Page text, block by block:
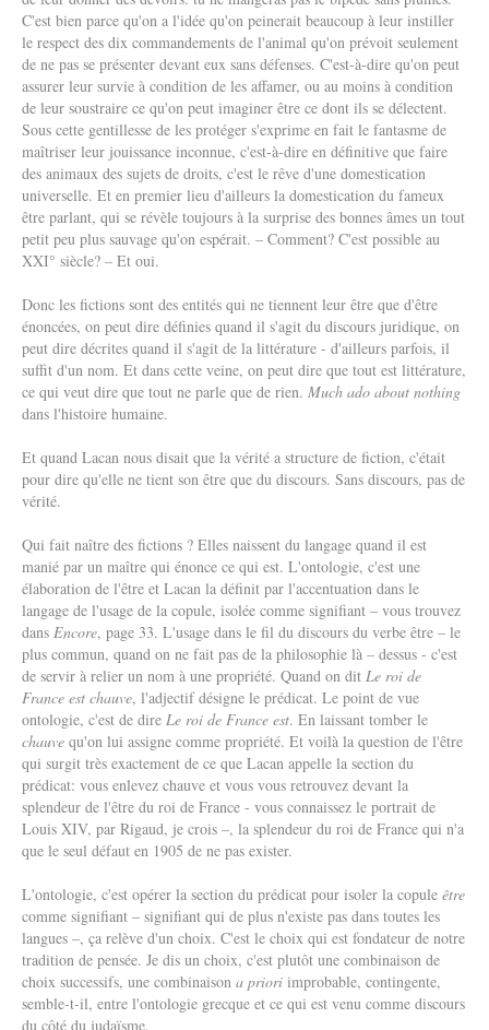
C'est bien parce qu'on a l'idée qu'on peinerait beaucoup à leur instiller
le respect des dix commandements de l'animal qu'on prévoit seulement
de ne pas se présenter devant eux sans défenses. C'est-à-dire qu'on peut
assurer leur survie à condition de les affamer, ou au moins à condition
de leur soustraire ce qu'on peut imaginer être ce dont ils se délectent.
Sous cette gentillesse de les protéger s'exprime en fait le fantasme de
maîtriser leur jouissance inconnue, c'est-à-dire en définitive que faire
des animaux des sujets de droits, c'est le rêve d'une domestication
universelle. Et en premier lieu d'ailleurs la domestication du fameux
être parlant, qui se révèle toujours à la surprise des bonnes âmes un tout
petit peu plus sauvage qu'on espérait. – Comment? C'est possible au
XXI° siècle? – Et oui.
Donc les fictions sont des entités qui ne tiennent leur être que d'être
énoncées, on peut dire définies quand il s'agit du discours juridique, on
peut dire décrites quand il s'agit de la littérature - d'ailleurs parfois, il
suffit d'un nom. Et dans cette veine, on peut dire que tout est littérature,
ce qui veut dire que tout ne parle que de rien. Much ado about nothing
dans l'histoire humaine.
Et quand Lacan nous disait que la vérité a structure de fiction, c'était
pour dire qu'elle ne tient son être que du discours. Sans discours, pas de
vérité.
Qui fait naître des fictions ? Elles naissent du langage quand il est
manié par un maître qui énonce ce qui est. L'ontologie, c'est une
élaboration de l'être et Lacan la définit par l'accentuation dans le
langage de l'usage de la copule, isolée comme signifiant – vous trouvez
dans Encore, page 33. L'usage dans le fil du discours du verbe être – le
plus commun, quand on ne fait pas de la philosophie là – dessus - c'est
de servir à relier un nom à une propriété. Quand on dit Le roi de
France est chauve, l'adjectif désigne le prédicat. Le point de vue
ontologie, c'est de dire Le roi de France est. En laissant tomber le
chauve qu'on lui assigne comme propriété. Et voilà la question de l'être
qui surgit très exactement de ce que Lacan appelle la section du
prédicat: vous enlevez chauve et vous vous retrouvez devant la
splendeur de l'être du roi de France - vous connaissez le portrait de
Louis XIV, par Rigaud, je crois –, la splendeur du roi de France qui n'a
que le seul défaut en 1905 de ne pas exister.
L'ontologie, c'est opérer la section du prédicat pour isoler la copule être
comme signifiant – signifiant qui de plus n'existe pas dans toutes les
langues –, ça relève d'un choix. C'est le choix qui est fondateur de notre
tradition de pensée. Je dis un choix, c'est plutôt une combinaison de
choix successifs, une combinaison a priori improbable, contingente,
semble-t-il, entre l'ontologie grecque et ce qui est venu comme discours
du côté du judaïsme.